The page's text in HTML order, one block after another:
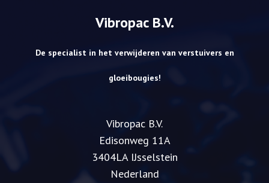
Vibropac B.V.
De specialist in het verwijderen van verstuivers en
gloeibougies!
Vibropac B.V.
​Edisonweg 11A
3404LA IJsselstein
Nederland